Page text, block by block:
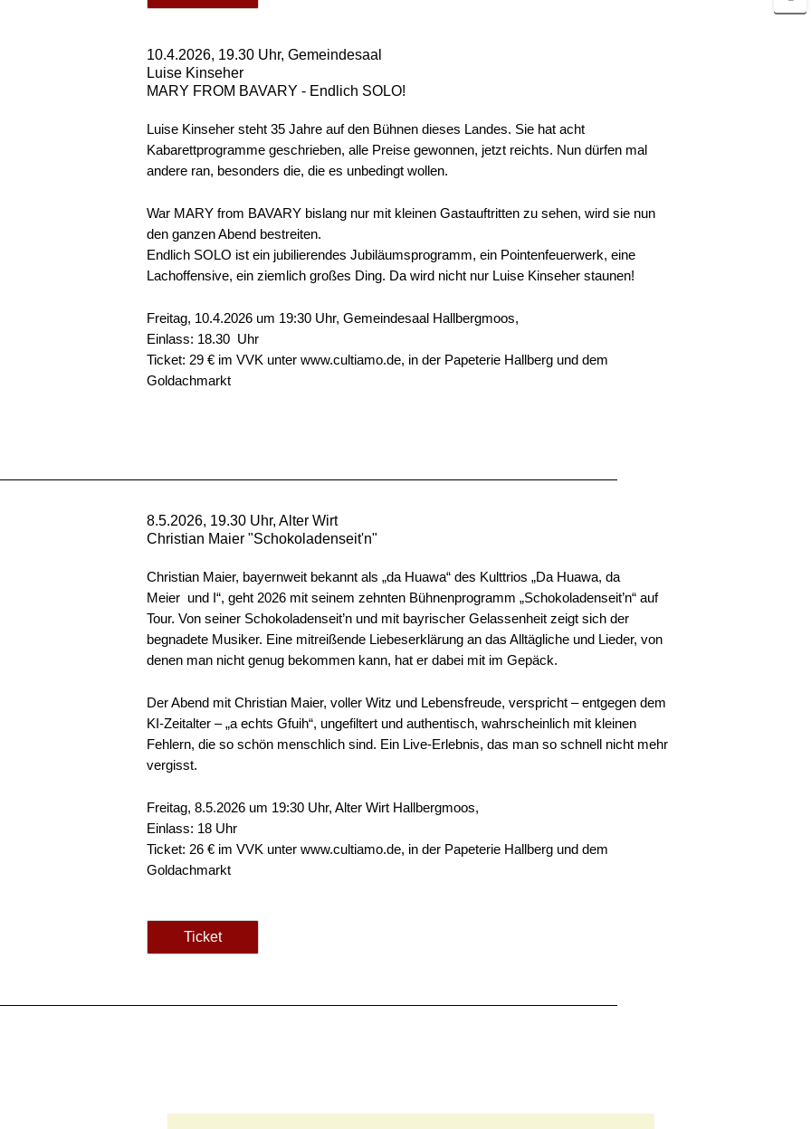
10.4.2026, 19.30 Uhr, Gemeindesaal
Luise Kinseher
MARY FROM BAVARY - Endlich SOLO!
Luise Kinseher steht 35 Jahre auf den Bühnen dieses Landes. Sie hat acht
Kabarettprogramme geschrieben, alle Preise gewonnen, jetzt reichts. Nun dürfen mal
andere ran, besonders die, die es unbedingt wollen.
War MARY from BAVARY bislang nur mit kleinen Gastauftritten zu sehen, wird sie nun
den ganzen Abend bestreiten.
Endlich SOLO ist ein jubilierendes Jubiläumsprogramm, ein Pointenfeuerwerk, eine
Lachoffensive, ein ziemlich großes Ding. Da wird nicht nur Luise Kinseher staunen!
Freitag, 10.4.2026 um 19:30 Uhr, Gemeindesaal Hallbergmoos,
Einlass: 18.30 Uhr
Ticket: 29 € im VVK unter www.cultiamo.de, in der Papeterie Hallberg und dem
Goldachmarkt
8.5.2026, 19.30 Uhr, Alter Wirt
Christian Maier "Schokoladenseit'n"
Christian Maier, bayernweit bekannt als „da Huawa“ des Kulttrios „Da Huawa, da
Meier und I“, geht 2026 mit seinem zehnten Bühnenprogramm „Schokoladenseit’n“ auf
Tour. Von seiner Schokoladenseit’n und mit bayrischer Gelassenheit zeigt sich der
begnadete Musiker. Eine mitreißende Liebeserklärung an das Alltägliche und Lieder, von
denen man nicht genug bekommen kann, hat er dabei mit im Gepäck.
Der Abend mit Christian Maier, voller Witz und Lebensfreude, verspricht – entgegen dem
KI-Zeitalter – „a echts Gfuih“, ungefiltert und authentisch, wahrscheinlich mit kleinen
Fehlern, die so schön menschlich sind. Ein Live-Erlebnis, das man so schnell nicht mehr
vergisst.
Freitag, 8.5.2026 um 19:30 Uhr, Alter Wirt Hallbergmoos,
Einlass: 18 Uhr
Ticket: 26 € im VVK unter www.cultiamo.de, in der Papeterie Hallberg und dem
Goldachmarkt
Ticket